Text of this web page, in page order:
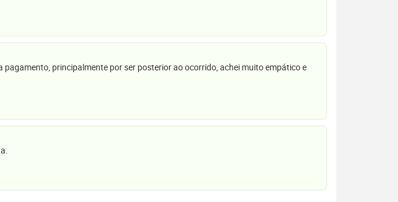
principalmente por ser posterior ao ocorrido, achei muito empático e